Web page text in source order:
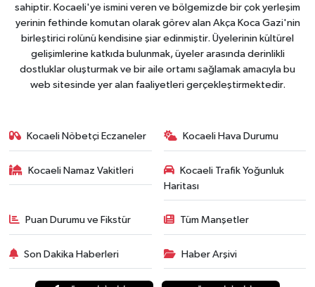
sahiptir. Kocaeli'ye ismini veren ve bölgemizde bir çok yerleşim
yerinin fethinde komutan olarak görev alan Akça Koca Gazi'nin
birleştirici rolünü kendisine şiar edinmiştir. Üyelerinin kültürel
gelişimlerine katkıda bulunmak, üyeler arasında derinlikli
dostluklar oluşturmak ve bir aile ortamı sağlamak amacıyla bu
web sitesinde yer alan faaliyetleri gerçekleştirmektedir.
Kocaeli Nöbetçi Eczaneler Kocaeli Hava Durumu
Kocaeli Namaz Vakitleri
Kocaeli Trafik Yoğunluk
Haritası
Puan Durumu ve Fikstür Tüm Manşetler
Son Dakika Haberleri Haber Arşivi